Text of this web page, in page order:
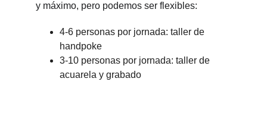
y máximo, pero podemos ser flexibles:
4-6 personas por jornada: taller de
handpoke
3-10 personas por jornada: taller de
acuarela y grabado